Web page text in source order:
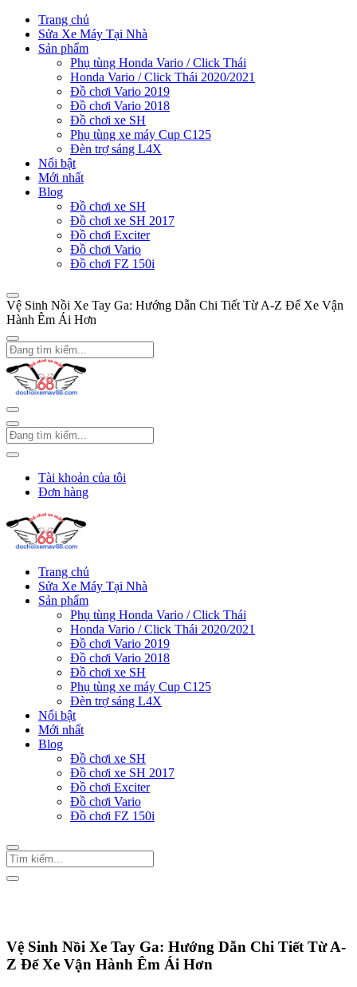
Trang chủ
Sửa Xe Máy Tại Nhà
Sản phẩm
Phụ tùng Honda Vario / Click Thái
Honda Vario / Click Thái 2020/2021
Đồ chơi Vario 2019
Đồ chơi Vario 2018
Đồ chơi xe SH
Phụ tùng xe máy Cup C125
Đèn trợ sáng L4X
Nổi bật
Mới nhất
Blog
Đồ chơi xe SH
Đồ chơi xe SH 2017
Đồ chơi Exciter
Đồ chơi Vario
Đồ chơi FZ 150i
Vệ Sinh Nồi Xe Tay Ga: Hướng Dẫn Chi Tiết Từ A-Z Để Xe Vận
Hành Êm Ái Hơn
Tài khoản của tôi
Đơn hàng
Trang chủ
Sửa Xe Máy Tại Nhà
Sản phẩm
Phụ tùng Honda Vario / Click Thái
Honda Vario / Click Thái 2020/2021
Đồ chơi Vario 2019
Đồ chơi Vario 2018
Đồ chơi xe SH
Phụ tùng xe máy Cup C125
Đèn trợ sáng L4X
Nổi bật
Mới nhất
Blog
Đồ chơi xe SH
Đồ chơi xe SH 2017
Đồ chơi Exciter
Đồ chơi Vario
Đồ chơi FZ 150i
Vệ Sinh Nồi Xe Tay Ga: Hướng Dẫn Chi Tiết Từ A-
Z Để Xe Vận Hành Êm Ái Hơn